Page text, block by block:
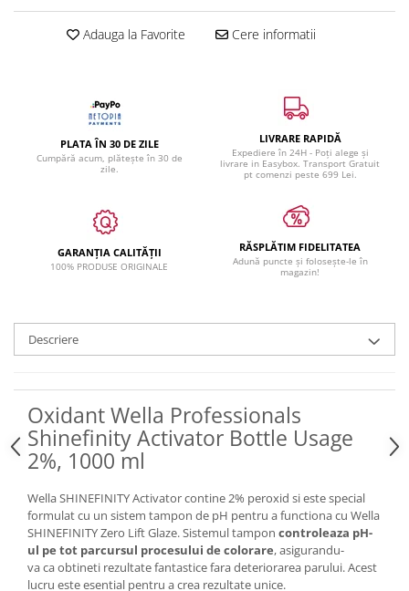
Adauga la Favorite Cere informatii
PLATA ÎN 30 DE ZILE
Cumpără acum, plătește în 30 de
zile.
LIVRARE RAPIDĂ
Expediere în 24H - Poți alege și
livrare in Easybox. Transport Gratuit
pt comenzi peste 699 Lei.
GARANȚIA CALITĂȚII
100% PRODUSE ORIGINALE
RĂSPLĂTIM FIDELITATEA
Adună puncte și folosește-le în
magazin!
Descriere
Oxidant Wella Professionals
Shinefinity Activator Bottle Usage
2%, 1000 ml
Wella SHINEFINITY Activator contine 2% peroxid si este special
formulat cu un sistem tampon de pH pentru a functiona cu Wella
SHINEFINITY Zero Lift Glaze. Sistemul tampon controleaza pH-
ul pe tot parcursul procesului de colorare, asigurandu-
va ca obtineti rezultate fantastice fara deteriorarea parului. Acest
lucru este esential pentru a crea rezultate unice.